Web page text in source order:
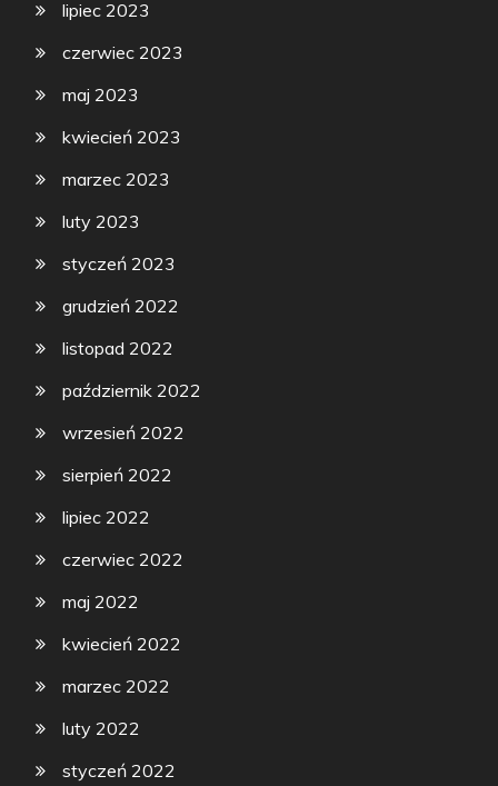
lipiec 2023
czerwiec 2023
maj 2023
kwiecień 2023
marzec 2023
luty 2023
styczeń 2023
grudzień 2022
listopad 2022
październik 2022
wrzesień 2022
sierpień 2022
lipiec 2022
czerwiec 2022
maj 2022
kwiecień 2022
marzec 2022
luty 2022
styczeń 2022